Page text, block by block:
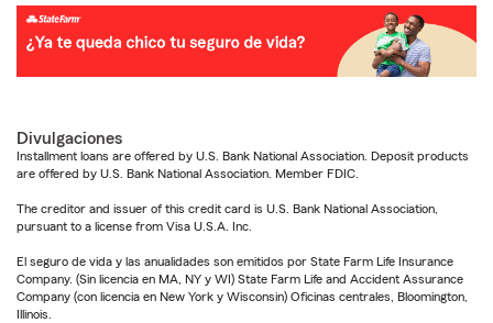
Divulgaciones
Installment loans are offered by U.S. Bank National Association. Deposit products
are offered by U.S. Bank National Association. Member FDIC.
The creditor and issuer of this credit card is U.S. Bank National Association,
pursuant to a license from Visa U.S.A. Inc.
El seguro de vida y las anualidades son emitidos por State Farm Life Insurance
Company. (Sin licencia en MA, NY y WI) State Farm Life and Accident Assurance
Company (con licencia en New York y Wisconsin) Oficinas centrales, Bloomington,
Illinois.